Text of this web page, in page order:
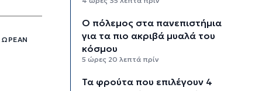
Ο πόλεμος στα πανεπιστήμια
για τα πιο ακριβά μυαλά του
κόσμου
5 ώρες 20 λεπτά πρίν
Τα φρούτα που επιλέγουν 4